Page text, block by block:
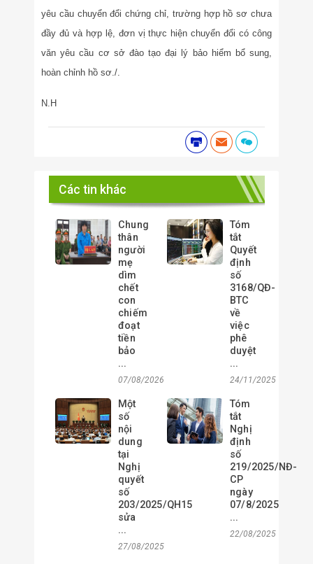
yêu cầu chuyển đổi chứng chỉ, trường hợp hồ sơ chưa
đầy đủ và hợp lệ, đơn vị thực hiện chuyển đổi có công
văn yêu cầu cơ sở đào tạo đại lý bảo hiểm bổ sung,
hoàn chỉnh hồ sơ./.
N.H
Các tin khác
Chung
thân
người
mẹ
dìm
chết
con
chiếm
đoạt
tiền
bảo
...
07/08/2026
Tóm
tắt
Quyết
định
số
3168/QĐ-
BTC
về
việc
phê
duyệt
...
24/11/2025
Một
số
nội
dung
tại
Nghị
quyết
số
203/2025/QH15
sửa
...
27/08/2025
Tóm
tắt
Nghị
định
số
219/2025/NĐ-
CP
ngày
07/8/2025
...
22/08/2025